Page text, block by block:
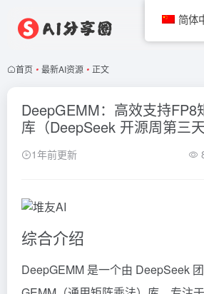
首页 • 最新AI资源 • 正文
DeepGEMM：高效支持FP8
库（DeepSeek 开源周第三天
1年前更新
综合介绍
DeepGEMM 是一个由 DeepSeek
简体